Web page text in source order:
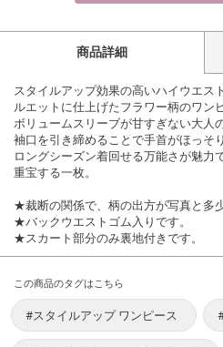
商品詳細
スタイルアップ効果の高いハイウエス
ルエットに仕上げたフラワー柄のワン
ボリュームスリーブが甘すぎない大人
袖口を引き締めることで手首がほっそ
ロングシーズン着回せる万能さが魅力
重宝する一枚。
★裁断の関係で、柄の出方が写真と多
★バックウエストゴム入りです。
★スカート部分のみ裏地付きです。
この商品のタグはこちら
#スタイルアップ ワンピース